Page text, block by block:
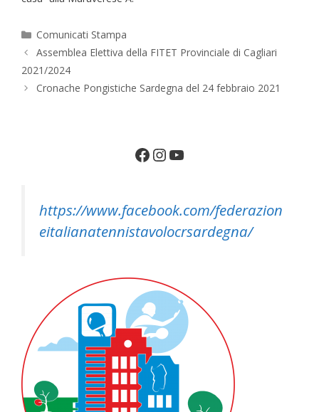
Categorie
Comunicati Stampa
Assemblea Elettiva della FITET Provinciale di Cagliari
2021/2024
Cronache Pongistiche Sardegna del 24 febbraio 2021
Facebook
Instagram
YouTube
https://www.facebook.com/federazion
eitalianatennistavolocrsardegna/